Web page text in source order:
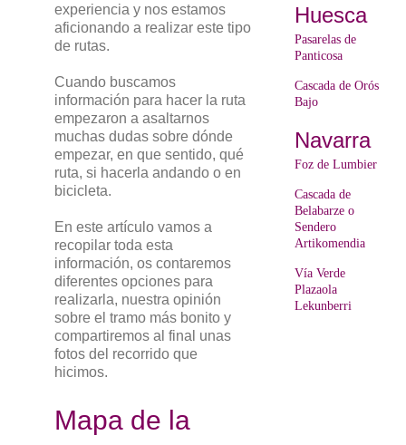
experiencia y nos estamos
aficionando a realizar este tipo
de rutas.
Cuando buscamos
información para hacer la ruta
empezaron a asaltarnos
muchas dudas sobre dónde
empezar, en que sentido, qué
ruta, si hacerla andando o en
bicicleta.
En este artículo vamos a
recopilar toda esta
información, os contaremos
diferentes opciones para
realizarla, nuestra opinión
sobre el tramo más bonito y
compartiremos al final unas
fotos del recorrido que
hicimos.
Mapa de la
Huesca
Pasarelas de
Panticosa
Cascada de Orós
Bajo
Navarra
Foz de Lumbier
Cascada de
Belabarze o
Sendero
Artikomendia
Vía Verde
Plazaola
Lekunberri